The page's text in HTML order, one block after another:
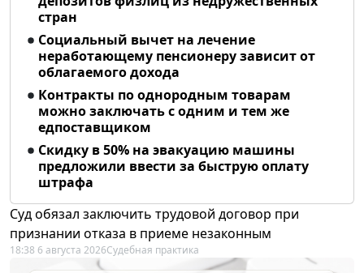
стран
Социальный вычет на лечение
неработающему пенсионеру зависит от
облагаемого дохода
Контракты по однородным товарам
можно заключать с одним и тем же
едпоставщиком
Скидку в 50% на эвакуацию машины
предложили ввести за быструю оплату
штрафа
Суд обязал заключить трудовой договор при
признании отказа в приеме незаконным
18:38 6 августа 2026Судебная практика